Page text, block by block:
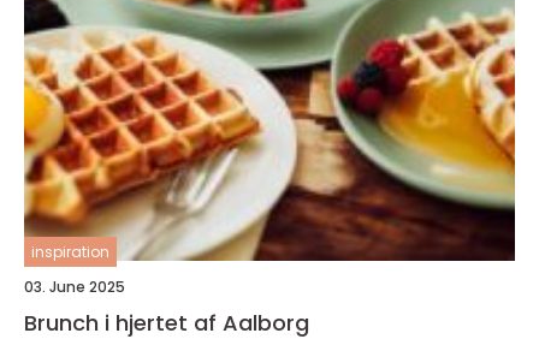
inspiration
03. June 2025
Brunch i hjertet af Aalborg